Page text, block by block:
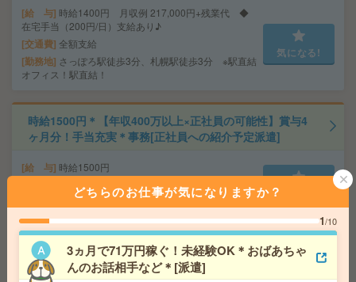
給 与 時給1400円 月収例 217,000円+残業代 ◆
在宅手当（200円/日）支給あり♪
交通費 全額支給
勤務地 さっぽろ駅徒歩3分、札幌駅徒歩3分 ※駅直結
オフィス！駅直結！
気になる!
時給1500円＊【年収400万以上×正社員の可能性】賞与4
ヶ月分！手当充実＊事務[正社員への紹介予定派遣]
給 与 時給1500円
全額支給
さっぽろ駅徒歩2分、札幌駅徒歩3分
気になる!
【9月】社食あり！17時半まで！大手企業！高時給1600
円！事務のお仕事[派遣]
どちらのお仕事が気になりますか？
1/10
3ヵ月で71万円稼ぐ！未経験OK＊おばあちゃ
んのお話相手など＊[派遣]